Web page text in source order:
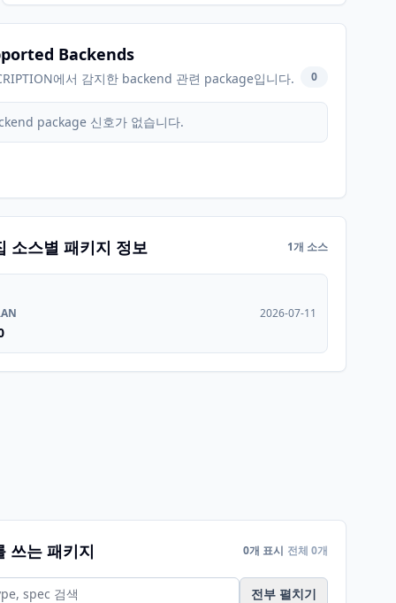
Backends
에서 감지한 backend 관련 package입니다. 0
package 신호가 없습니다.
소스별 패키지 정보 1개 소스
2026-07-11
쓰는 패키지 0개 표시 전체 0개
전부 펼치기